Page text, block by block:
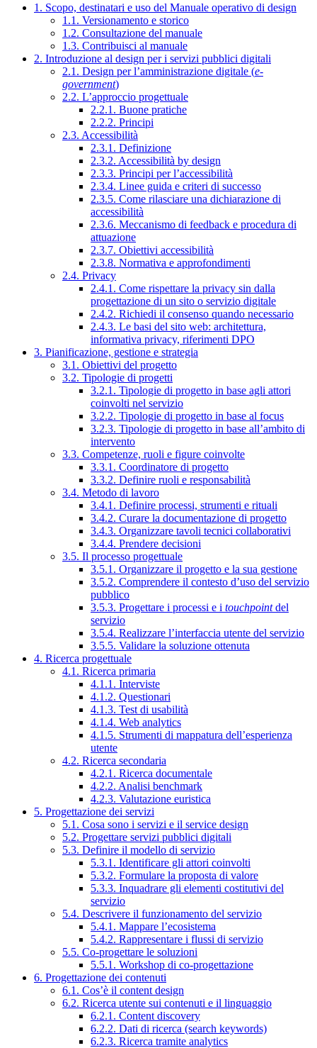
1. Scopo, destinatari e uso del Manuale operativo di design
1.1. Versionamento e storico
1.2. Consultazione del manuale
1.3. Contribuisci al manuale
2. Introduzione al design per i servizi pubblici digitali
2.1. Design per l’amministrazione digitale (e-
government)
2.2. L’approccio progettuale
2.2.1. Buone pratiche
2.2.2. Principi
2.3. Accessibilità
2.3.1. Definizione
2.3.2. Accessibilità by design
2.3.3. Principi per l’accessibilità
2.3.4. Linee guida e criteri di successo
2.3.5. Come rilasciare una dichiarazione di
accessibilità
2.3.6. Meccanismo di feedback e procedura di
attuazione
2.3.7. Obiettivi accessibilità
2.3.8. Normativa e approfondimenti
2.4. Privacy
2.4.1. Come rispettare la privacy sin dalla
progettazione di un sito o servizio digitale
2.4.2. Richiedi il consenso quando necessario
2.4.3. Le basi del sito web: architettura,
informativa privacy, riferimenti DPO
3. Pianificazione, gestione e strategia
3.1. Obiettivi del progetto
3.2. Tipologie di progetti
3.2.1. Tipologie di progetto in base agli attori
coinvolti nel servizio
3.2.2. Tipologie di progetto in base al focus
3.2.3. Tipologie di progetto in base all’ambito di
intervento
3.3. Competenze, ruoli e figure coinvolte
3.3.1. Coordinatore di progetto
3.3.2. Definire ruoli e responsabilità
3.4. Metodo di lavoro
3.4.1. Definire processi, strumenti e rituali
3.4.2. Curare la documentazione di progetto
3.4.3. Organizzare tavoli tecnici collaborativi
3.4.4. Prendere decisioni
3.5. Il processo progettuale
3.5.1. Organizzare il progetto e la sua gestione
3.5.2. Comprendere il contesto d’uso del servizio
pubblico
3.5.3. Progettare i processi e i touchpointdel
servizio
3.5.4. Realizzare l’interfaccia utente del servizio
3.5.5. Validare la soluzione ottenuta
4. Ricerca progettuale
4.1. Ricerca primaria
4.1.1. Interviste
4.1.2. Questionari
4.1.3. Test di usabilità
4.1.4. Web analytics
4.1.5. Strumenti di mappatura dell’esperienza
utente
4.2. Ricerca secondaria
4.2.1. Ricerca documentale
4.2.2. Analisi benchmark
4.2.3. Valutazione euristica
5. Progettazione dei servizi
5.1. Cosa sono i servizi e il service design
5.2. Progettare servizi pubblici digitali
5.3. Definire il modello di servizio
5.3.1. Identificare gli attori coinvolti
5.3.2. Formulare la proposta di valore
5.3.3. Inquadrare gli elementi costitutivi del
servizio
5.4. Descrivere il funzionamento del servizio
5.4.1. Mappare l’ecosistema
5.4.2. Rappresentare i flussi di servizio
5.5. Co-progettare le soluzioni
5.5.1. Workshop di co-progettazione
6. Progettazione dei contenuti
6.1. Cos’è il content design
6.2. Ricerca utente sui contenuti e il linguaggio
6.2.1. Content discovery
6.2.2. Dati di ricerca (search keywords)
6.2.3. Ricerca tramite analytics